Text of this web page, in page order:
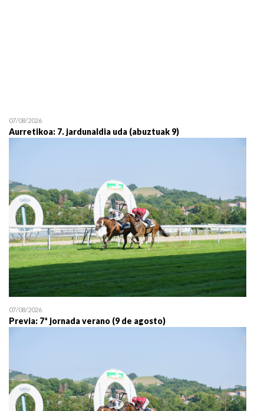
19/07 11:30 Uztailaren 19a / 19 de
07/08/2026
Aurretikoa: 7. jardunaldia uda (abuztuak 9)
07/08/2026
Previa: 7ª jornada verano (9 de agosto)